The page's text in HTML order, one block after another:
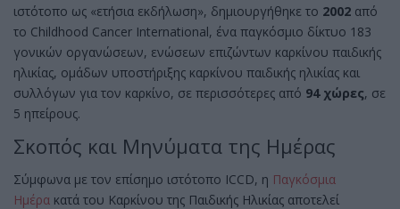
ιστότοπο ως «ετήσια εκδήλωση», δημιουργήθηκε το 2002 από
το Childhood Cancer International, ένα παγκόσμιο δίκτυο 183
γονικών οργανώσεων, ενώσεων επιζώντων καρκίνου παιδικής
ηλικίας, ομάδων υποστήριξης καρκίνου παιδικής ηλικίας και
συλλόγων για τον καρκίνο, σε περισσότερες από 94 χώρες, σε
5 ηπείρους.
Σκοπός και Μηνύματα της Ημέρας
Σύμφωνα με τον επίσημο ιστότοπο ICCD, η Παγκόσμια
Ημέρα κατά του Καρκίνου της Παιδικής Ηλικίας αποτελεί